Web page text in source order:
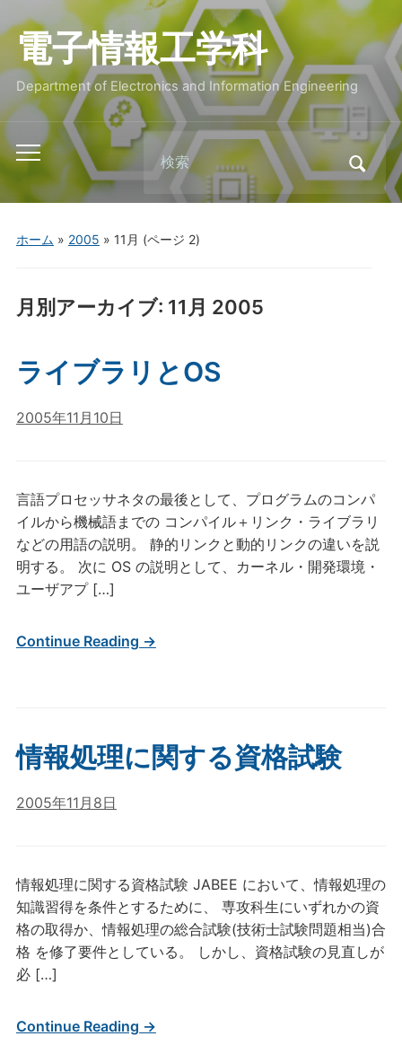
電子情報工学科
Department of Electronics and Information Engineering
Toggle
mobile
menu
Search
for:
ホーム » 2005 » 11月 (ページ 2)
月別アーカイブ: 11月 2005
ライブラリとOS
2005年11月10日
言語プロセッサネタの最後として、プログラムのコンパ
イルから機械語までの コンパイル＋リンク・ライブラリ
などの用語の説明。 静的リンクと動的リンクの違いを説
明する。 次に OS の説明として、カーネル・開発環境・
ユーザアプ […]
Continue Reading →
情報処理に関する資格試験
2005年11月8日
情報処理に関する資格試験 JABEE において、情報処理の
知識習得を条件とするために、 専攻科生にいずれかの資
格の取得か、情報処理の総合試験(技術士試験問題相当)合
格 を修了要件としている。 しかし、資格試験の見直しが
必 […]
Continue Reading →